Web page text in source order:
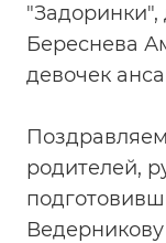
"Задоринки",
Береснева
девочек
родителей,